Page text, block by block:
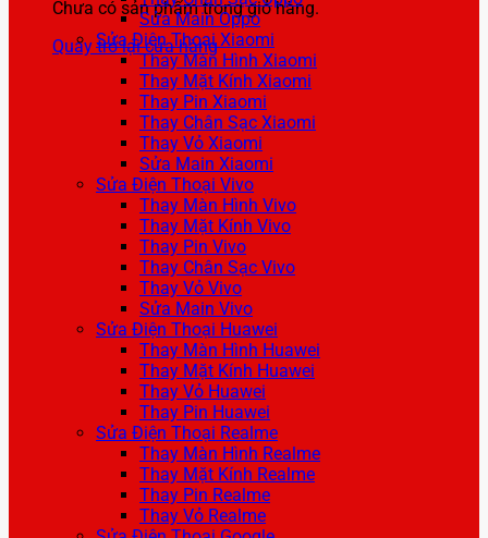
Chưa có sản phẩm trong giỏ hàng.
Quay trở lại cửa hàng
Sửa Main Oppo
Sửa Điện Thoại Xiaomi
Thay Màn Hình Xiaomi
Thay Mặt Kính Xiaomi
Thay Pin Xiaomi
Thay Chân Sạc Xiaomi
Thay Vỏ Xiaomi
Sửa Main Xiaomi
Sửa Điện Thoại Vivo
Thay Màn Hình Vivo
Thay Mặt Kính Vivo
Thay Pin Vivo
Thay Chân Sạc Vivo
Thay Vỏ Vivo
Sửa Main Vivo
Sửa Điện Thoại Huawei
Thay Màn Hình Huawei
Thay Mặt Kính Huawei
Thay Vỏ Huawei
Thay Pin Huawei
Sửa Điện Thoại Realme
Thay Màn Hình Realme
Thay Mặt Kính Realme
Thay Pin Realme
Thay Vỏ Realme